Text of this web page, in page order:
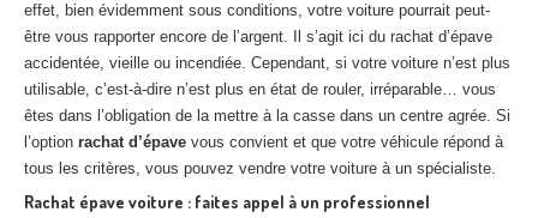
effet, bien évidemment sous conditions, votre voiture pourrait peut-
être vous rapporter encore de l’argent. Il s’agit ici du rachat d’épave
accidentée, vieille ou incendiée. Cependant, si votre voiture n’est plus
utilisable, c’est-à-dire n’est plus en état de rouler, irréparable… vous
êtes dans l’obligation de la mettre à la casse dans un centre agrée. Si
l’option rachat d’épave vous convient et que votre véhicule répond à
tous les critères, vous pouvez vendre votre voiture à un spécialiste.
Rachat épave voiture : faites appel à un professionnel